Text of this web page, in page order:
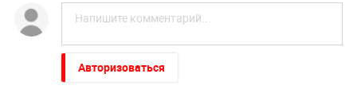
Авторизоваться